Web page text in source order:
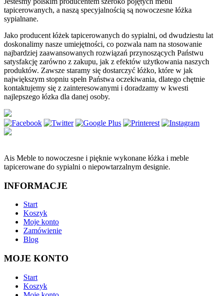
tapicerowanych, a naszą specyjalnością są nowoczesne łóżka
sypialnane.
Jako producent łóżek tapicerowanych do sypialni, od dwudziestu lat
doskonalimy nasze umiejętności, co pozwala nam na stosowanie
najbardziej zaawansowanych rozwiązań przynoszących Państwu
satysfakcję zarówno z zakupu, jak z efektów użytkowania naszych
produktów. Zawsze staramy się dostarczyć łóżko, które w jak
największym stopniu spełn Państwa oczekiwania, dlatego chętnie
kontaktujemy się z zainteresowanymi i doradzamy w kwesti
najlepszego łózka dla danej osoby.
Ais Meble to nowoczesne i pięknie wykonane łóżka i meble
tapicerowane do sypialni o niepowtarzalnym designie.
INFORMACJE
Start
Koszyk
Moje konto
Zamówienie
Blog
MOJE KONTO
Start
Koszyk